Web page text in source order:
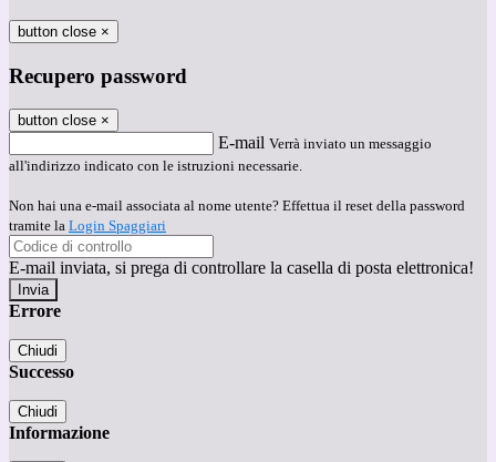
button close ×
Recupero password
button close ×
E-mail Verrà inviato un messaggio
all'indirizzo indicato con le istruzioni necessarie.
Non hai una e-mail associata al nome utente? Effettua il reset della password
tramite la Login Spaggiari
E-mail inviata, si prega di controllare la casella di posta elettronica!
Errore
Chiudi
Successo
Chiudi
Informazione